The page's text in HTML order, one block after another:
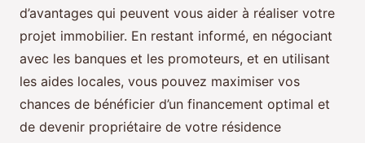
d’avantages qui peuvent vous aider à réaliser votre
projet immobilier. En restant informé, en négociant
avec les banques et les promoteurs, et en utilisant
les aides locales, vous pouvez maximiser vos
chances de bénéficier d’un financement optimal et
de devenir propriétaire de votre résidence